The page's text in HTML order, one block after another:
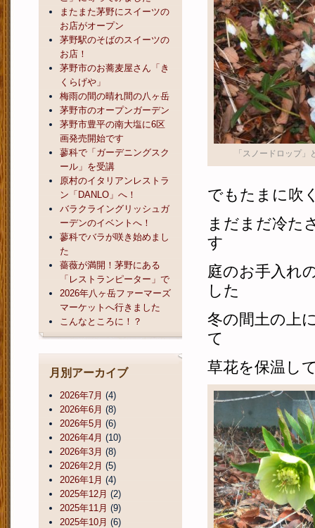
「スノードロップ
でもたまに吹
まだまだ冷た
す
庭のお手入れ
した
冬の間土の上
て
草花を保温し
またまた茅野にスイーツの
お店がオープン
茅野駅のそばのスイーツの
お店！
茅野市のお蕎麦屋さん「き
くらげや」
梅雨の間の晴れ間の八ヶ岳
茅野市のオープンガーデン
茅野市豊平の南大塩に6区
画発売開始です
蓼科で「ガーデニングスク
ール」を受講
原村のイタリアンレストラ
ン「DANLO」へ！
バラクライングリッシュガ
ーデンのイベントへ！
蓼科でバラが咲き始めまし
た
薔薇が満開！茅野にある
「レストランピーター」で
2026年八ヶ岳ファーマーズ
マーケットへ行きました
こんなところに！？
月別アーカイブ
2026年7月 (4)
2026年6月 (8)
2026年5月 (6)
2026年4月 (10)
2026年3月 (8)
2026年2月 (5)
2026年1月 (4)
2025年12月 (2)
2025年11月 (9)
2025年10月 (6)